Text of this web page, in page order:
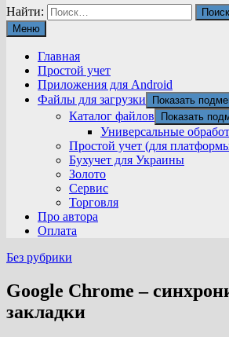
Найти:
Меню
Главная
Простой учет
Приложения для Android
Файлы для загрузки
Показать
Каталог файлов Показать
Универсальные
Простой учет (для
Бухучет для Украины
Золото
Сервис
Торговля
Про автора
Оплата
Без рубрики
Google Chrome –
закладки